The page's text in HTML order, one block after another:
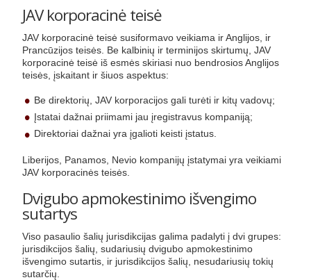
JAV korporacinė teisė
JAV korporacinė teisė susiformavo veikiama ir Anglijos, ir
Prancūzijos teisės. Be kalbinių ir terminijos skirtumų, JAV
korporacinė teisė iš esmės skiriasi nuo bendrosios Anglijos
teisės, įskaitant ir šiuos aspektus:
Be direktorių, JAV korporacijos gali turėti ir kitų vadovų;
Įstatai dažnai priimami jau įregistravus kompaniją;
Direktoriai dažnai yra įgalioti keisti įstatus.
Liberijos, Panamos, Nevio kompanijų įstatymai yra veikiami
JAV korporacinės teisės.
Dvigubo apmokestinimo išvengimo
sutartys
Viso pasaulio šalių jurisdikcijas galima padalyti į dvi grupes:
jurisdikcijos šalių, sudariusių dvigubo apmokestinimo
išvengimo sutartis, ir jurisdikcijos šalių, nesudariusių tokių
sutarčių.